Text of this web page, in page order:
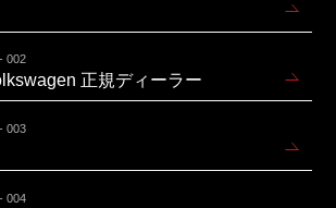
002
正規ディーラー
003
004